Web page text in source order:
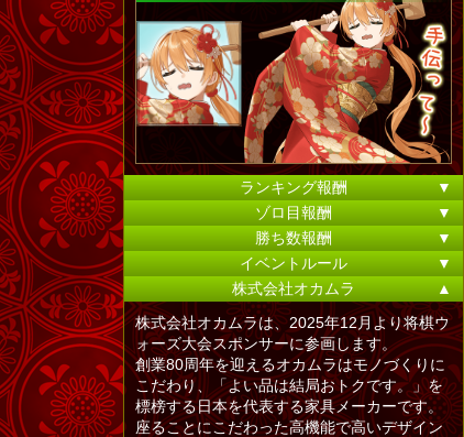
ランキング報酬
▼
ゾロ目報酬
▼
勝ち数報酬
▼
イベントルール
▼
株式会社オカムラ
▲
株式会社オカムラは、2025年12月より将棋ウ
ォーズ大会スポンサーに参画します。
創業80周年を迎えるオカムラはモノづくりに
こだわり、「よい品は結局おトクです。」を
標榜する日本を代表する家具メーカーです。
座ることにこだわった高機能で高いデザイン